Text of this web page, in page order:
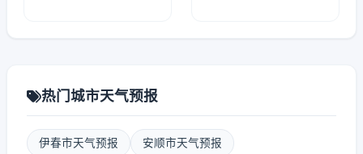
热门城市天气预报
伊春市天气预报 安顺市天气预报